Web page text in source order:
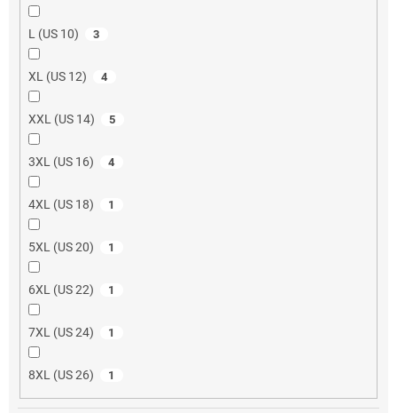
L (US 10) 3
XL (US 12) 4
XXL (US 14) 5
3XL (US 16) 4
4XL (US 18) 1
5XL (US 20) 1
6XL (US 22) 1
7XL (US 24) 1
8XL (US 26) 1